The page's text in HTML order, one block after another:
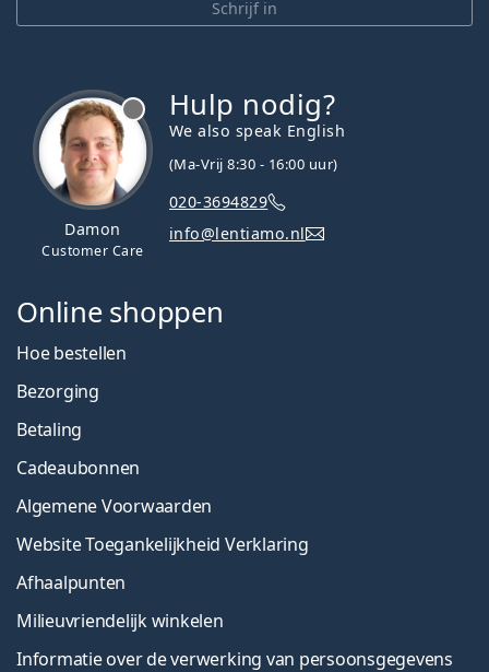
Schrijf in
Damon
Customer Care
Hulp nodig?
We also speak English
(Ma-Vrij 8:30 - 16:00 uur)
020-3694829
info@lentiamo.nl
Online shoppen
Hoe bestellen
Bezorging
Betaling
Cadeaubonnen
Algemene Voorwaarden
Website Toegankelijkheid Verklaring
Afhaalpunten
Milieuvriendelijk winkelen
Informatie over de verwerking van persoonsgegevens